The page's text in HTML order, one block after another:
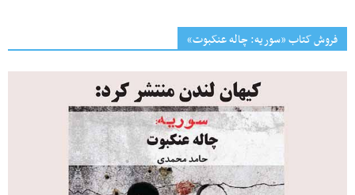
فروش کتاب «سوریه: چاله عنکبوت»